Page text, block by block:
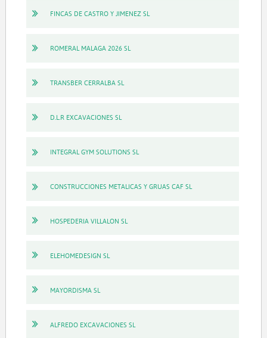
FINCAS DE CASTRO Y JIMENEZ SL
ROMERAL MALAGA 2026 SL
TRANSBER CERRALBA SL
D.L.R EXCAVACIONES SL
INTEGRAL GYM SOLUTIONS SL
CONSTRUCCIONES METALICAS Y GRUAS CAF SL
HOSPEDERIA VILLALON SL
ELEHOMEDESIGN SL
MAYORDISMA SL
ALFREDO EXCAVACIONES SL